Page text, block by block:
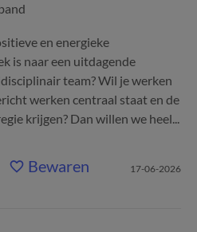
en energieke
is naar een uitdagende
team? Wil je werken
werken centraal staat en de
krijgen? Dan willen we heel...
Bewaren 17-06-2026